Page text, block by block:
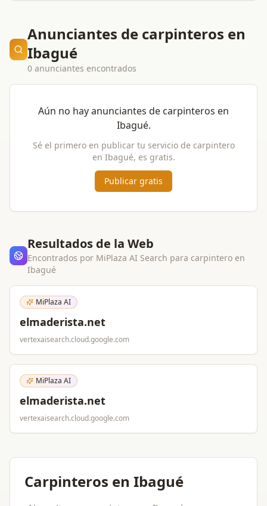
Anunciantes de carpinteros en
Ibagué
0 anunciantes encontrados
Aún no hay anunciantes de carpinteros en
Ibagué.
Sé el primero en publicar tu servicio de carpintero
en Ibagué, es gratis.
Publicar gratis
Resultados de la Web
Encontrados por MiPlaza AI Search para carpinteroen
Ibagué
MiPlaza AI
elmaderista.net
vertexaisearch.cloud.google.com
MiPlaza AI
elmaderista.net
vertexaisearch.cloud.google.com
Carpinteros en Ibagué